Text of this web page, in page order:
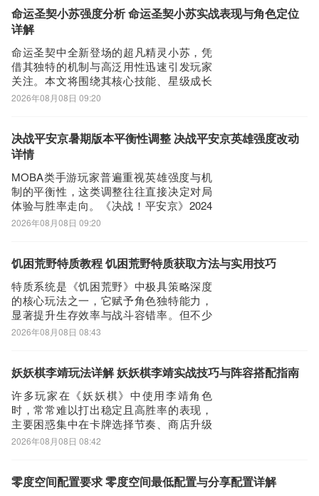
的武将梯队榜单，帮助玩家科学分配养成
资源，明确主力阵容构建方向。如需深入
命运圣契小苏强度分析 命运圣契小苏实战表现与角色定位
详解
命运圣契中全新登场的超凡精灵小苏，凭
借其独特的机制与高泛用性迅速引发玩家
关注。本文将围绕其核心技能、星级成长
路径及实战定位展开深度解析，帮助玩家
效的30%精灵伤害减免效果。此外，当己
方冒险者每回合首次释放终结技时，小苏
2026年08月08日 09:20
决战平安京暑期版本平衡性调整 决战平安京英雄强度改动
详情
MOBA类手游玩家普遍重视英雄强度与机
制的平衡性，这类调整往往直接决定对局
体验与胜率走向。《决战！平安京》2024
年暑期版本将于8月7日维护更新后正式实
调整野区节奏、地图资源刷新逻辑、地形
改
2026年08月08日 09:20
饥困荒野特质教程 饥困荒野特质获取方法与实用技巧
特质系统是《饥困荒野》中极具策略深度
的核心玩法之一，它赋予角色独特能力，
显著提升生存效率与战斗容错率。但不少
新人玩家对特质的获取逻辑、分类机制及
与实战搭配逻辑，助力玩家高效构建个性
过两大主渠道
2026年08月08日 08:43
妖妖棋李靖玩法详解 妖妖棋李靖实战技巧与阵容搭配指南
许多玩家在《妖妖棋》中使用李靖角色
时，常常难以打出稳定且高胜率的表现，
主要困惑集中在卡牌选择节奏、商店升级
时机以及资源规划上。本文将系统梳理李
制围绕“皇恩牌”展开：每回合开始自动获得
2026年08月08日 08:42
零度空间配置要求 零度空间最低配置与分享配置详解